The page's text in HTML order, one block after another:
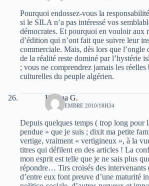
Pourquoi endossez-vous la
si le SILA n’a pas intéressé vos
démocrates. Et pourquoi en vouloir aux
d’édition qui n’ont fait que suivre leur
commerciale. Mais, dès lors que l’ongle
de la réalité reste dominé par l’hystérie
; vous ne comprendrez jamais les réelles
culturelles du peuple algérien.
Halima G.
10 NOVEMBRE 2010/18H34
Depuis quelques temps ( trop long pour
pendue » que je suis ; dixit ma petite
vertige, vraiment « vertigineux », à la
titres qui défilent en des articles ! La
mon esprit est telle que je ne sais plus
répondre… Tirs croisés des intervenants
d’entre eux font preuve d’une maturité